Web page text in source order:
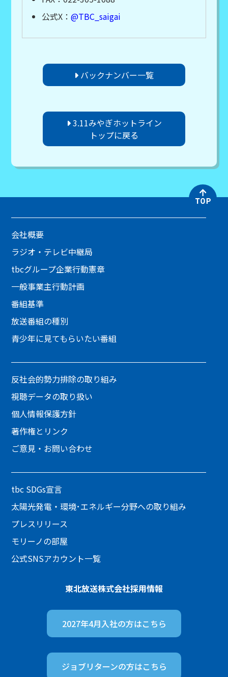
公式X： @TBC_saigai
バックナンバー一覧
3.11みやぎホットライン
トップに戻る
会社概要
ラジオ・テレビ中継局
tbcグループ企業行動憲章
一般事業主行動計画
番組基準
放送番組の種別
青少年に見てもらいたい番組
反社会的勢力排除の取り組み
視聴データの取り扱い
個人情報保護方針
著作権とリンク
ご意見・お問い合わせ
tbc SDGs宣言
太陽光発電・環境･エネルギー分野への取り組み
プレスリリース
モリーノの部屋
公式SNSアカウント一覧
東北放送株式会社採用情報
2027年4月入社の方はこちら
ジョブリターンの方はこちら